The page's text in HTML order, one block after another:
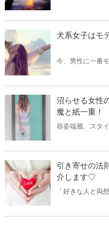
犬系女子はモ
今、男性に一番
沼らせる女性
魔と紙一重！
容姿端麗、スタ
徴をまとめてご
引き寄せの法
介します♡
「好きな人と両